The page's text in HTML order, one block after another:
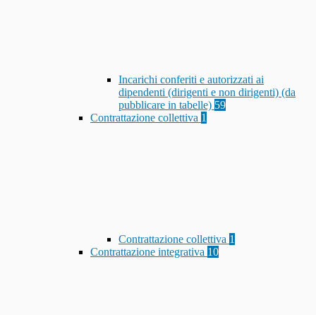
Incarichi conferiti e autorizzati ai
dipendenti (dirigenti e non dirigenti) (da
pubblicare in tabelle) 59
Contrattazione collettiva 1
Contrattazione collettiva 1
Contrattazione integrativa 10